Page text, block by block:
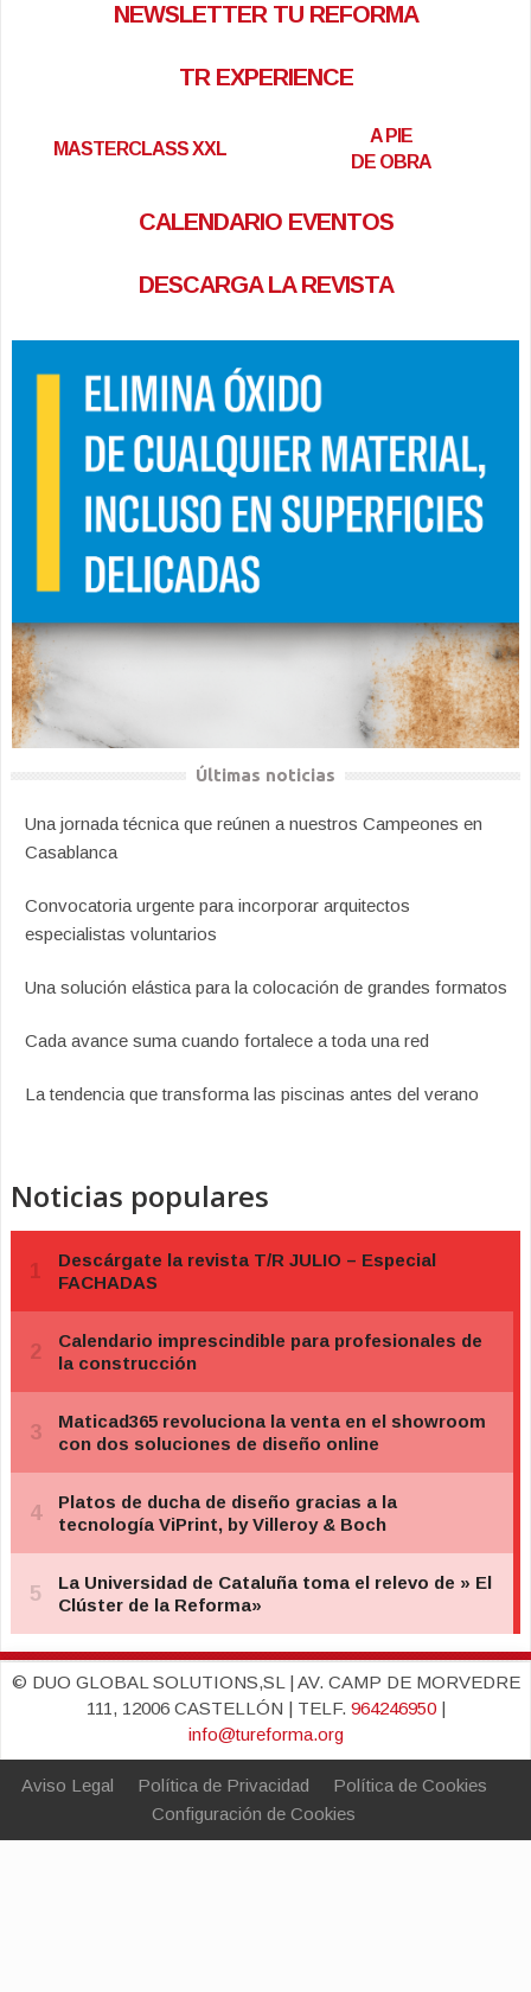
NEWSLETTER TU REFORMA
TR EXPERIENCE
MASTERCLASS XXL
A PIE
DE OBRA
CALENDARIO EVENTOS
DESCARGA LA REVISTA
Últimas noticias
Una jornada técnica que reúnen a nuestros Campeones en
Casablanca
Convocatoria urgente para incorporar arquitectos
especialistas voluntarios
Una solución elástica para la colocación de grandes formatos
Cada avance suma cuando fortalece a toda una red
La tendencia que transforma las piscinas antes del verano
Noticias populares
© DUO GLOBAL SOLUTIONS,SL | AV. CAMP DE MORVEDRE
111, 12006 CASTELLÓN | TELF. 964246950|
info@tureforma.org
Aviso Legal Política de Privacidad
Política de Cookies
Configuración de Cookies